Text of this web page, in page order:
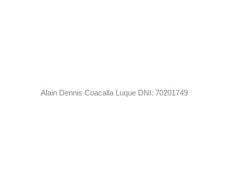
Alain Dennis Coacalla Luque DNI: 70201749